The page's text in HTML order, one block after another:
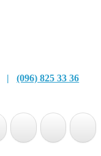
|(096) 825 33 36